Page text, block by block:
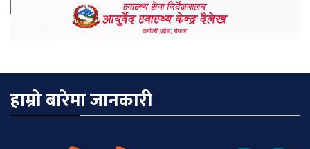
हाम्रो बारेमा जानकारी